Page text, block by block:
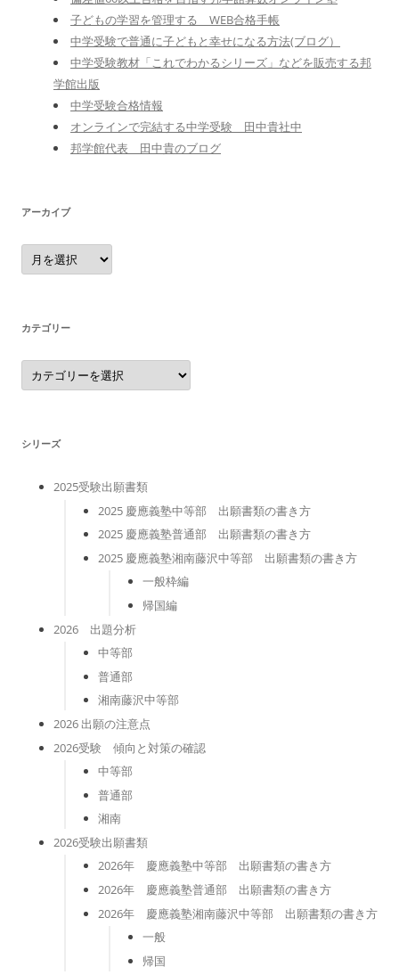
子どもの学習を管理する WEB合格手帳
中学受験で普通に子どもと幸せになる方法(ブログ）
中学受験教材「これでわかるシリーズ」などを販売する邦
学館出版
中学受験合格情報
オンラインで完結する中学受験 田中貴社中
邦学館代表 田中貴のブログ
アーカイブ
ア
ー
カ
カテゴリー
カ
テ
ゴ
シリーズ
2025受験出願書類
2025 慶應義塾中等部 出願書類の書き方
2025 慶應義塾普通部 出願書類の書き方
2025 慶應義塾湘南藤沢中等部 出願書類の書き方
一般枠編
帰国編
2026 出題分析
中等部
普通部
湘南藤沢中等部
2026 出願の注意点
2026受験 傾向と対策の確認
中等部
普通部
湘南
2026受験出願書類
2026年 慶應義塾中等部 出願書類の書き方
2026年 慶應義塾普通部 出願書類の書き方
2026年 慶應義塾湘南藤沢中等部 出願書類の書き方
一般
帰国